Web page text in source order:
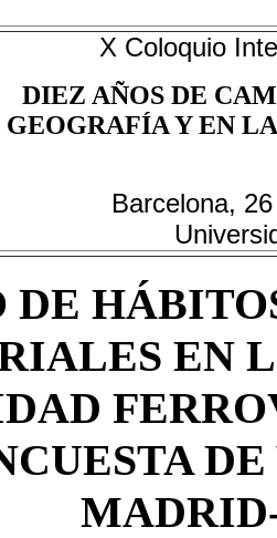
X Coloquio
DIEZ AÑOS DE
GEOGRAFÍA Y EN
Barcelona,
EN